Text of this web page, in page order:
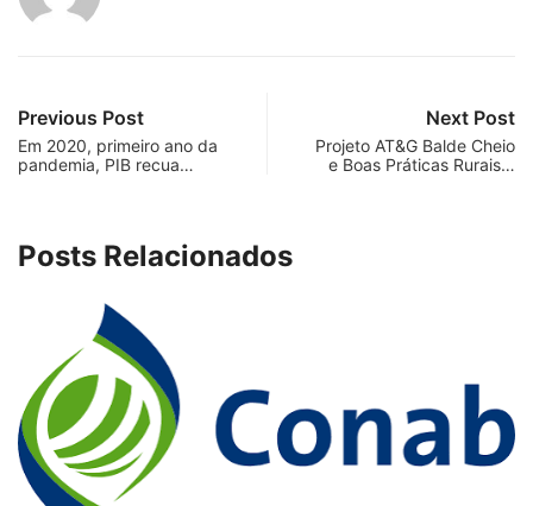
Previous Post
Em 2020, primeiro ano da
pandemia, PIB recua…
Next Post
Projeto AT&G Balde Cheio
e Boas Práticas Rurais…
Posts Relacionados